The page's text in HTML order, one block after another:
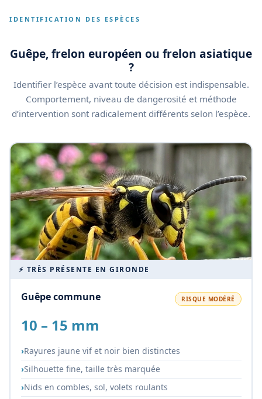
IDENTIFICATION DES ESPÈCES
Guêpe, frelon européen ou frelon asiatique
?
Identifier l’espèce avant toute décision est indispensable.
Comportement, niveau de dangerosité et méthode
d’intervention sont radicalement différents selon l’espèce.
⚡ TRÈS PRÉSENTE EN GIRONDE
Guêpe commune RISQUE MODÉRÉ
10 – 15 mm
Rayures jaune vif et noir bien distinctes
Silhouette fine, taille très marquée
Nids en combles, sol, volets roulants